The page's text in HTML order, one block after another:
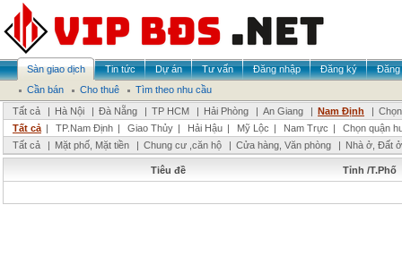
Sàn giao dịch Tin tức Dự án Tư vấn Đăng nhập Đăng ký
Đăng
Cần bán
Cho thuê
Tìm theo nhu cầu
Tất cả
| Hà Nội | Đà Nẵng | TP HCM | Hải Phòng | An Giang | Nam Định |
Tất cả | TP.Nam Định | Giao Thủy | Hải Hậu | Mỹ Lộc | Nam Trực |
Chọn quận
Tất cả
| Mặt phố, Mặt tiền | Chung cư ,căn hộ | Cửa hàng, Văn phòng | Nhà ở, Đất ở
Tiêu đề Tỉnh /T.Phố